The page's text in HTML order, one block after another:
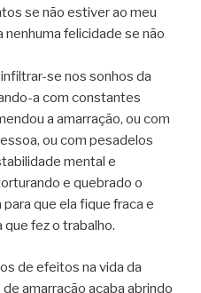
se não estiver ao meu
nenhuma felicidade se não
se nos sonhos da
a com constantes
a amarração, ou com
ou com pesadelos
mental e
e quebrado o
que ela fique fraca e
fez o trabalho.
de efeitos na vida da
amarração acaba abrindo